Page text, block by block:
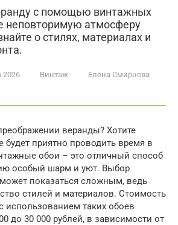
с помощью винтажных
неповторимую атмосферу
о стилях, материалах и
2026 Винтаж Елена Смирнова
веранды? Хотите
будет приятно проводить время в
обои – это отличный способ
особый шарм и уют. Выбор
показаться сложным, ведь
стилей и материалов. Стоимость
использованием таких обоев
до 30 000 рублей, в зависимости от